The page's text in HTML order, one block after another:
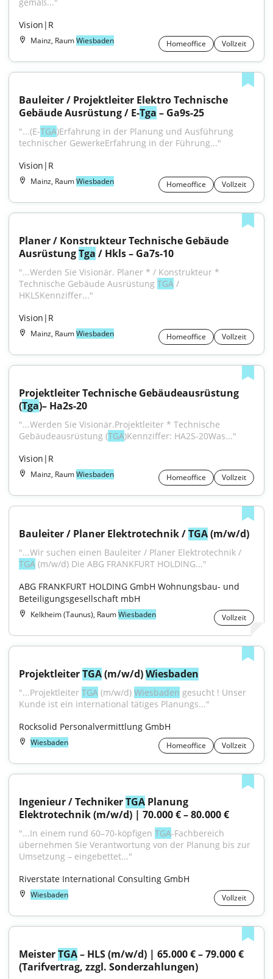
Vision|R
Mainz, RaumWiesbaden Homeoffice Vollzeit
Bauleiter / Projektleiter Elektro Technische
Gebäude Ausrüstung / E-Tga – Ga9s-25
"...(E-TGA)Erfahrung in der Planung und Ausführung
technischer GewerkeErfahrung in der Führung..."
Vision|R
Mainz, RaumWiesbaden Homeoffice Vollzeit
Planer / Konstrukteur Technische Gebäude
Ausrüstung Tga / Hkls – Ga7s-10
"...Werden Sie Visionär. Planer * / Konstrukteur *
Technische Gebäude Ausrüstung TGA /
HKLSKennziffer..."
Vision|R
Mainz, RaumWiesbaden Homeoffice Vollzeit
Projektleiter Technische Gebäudeausrüstung
(Tga)– Ha2s-20
"...Werden Sie Visionär.Projektleiter * Technische
Gebäudeausrüstung (TGA)Kennziffer: HA2S-20Was..."
Vision|R
Mainz, RaumWiesbaden Homeoffice Vollzeit
Bauleiter / Planer Elektrotechnik / TGA (m/w/d)
TGA (m/w/d) Die ABG FRANKFURT HOLDING..."
ABG FRANKFURT HOLDING GmbH Wohnungsbau- und
Beteiligungsgesellschaft mbH
Kelkheim (Taunus), RaumWiesbaden Vollzeit
Projektleiter TGA (m/w/d) Wiesbaden
"...Projektleiter TGA (m/w/d) Wiesbaden gesucht ! Unser
Kunde ist ein international tätiges Planungs..."
Rocksolid Personalvermittlung GmbH
Wiesbaden Homeoffice Vollzeit
Ingenieur / Techniker TGA Planung
Elektrotechnik (m/w/d) | 70.000 € – 80.000 €
"...In einem rund 60–70-köpfigen TGA-Fachbereich
übernehmen Sie Verantwortung von der Planung bis zur
Umsetzung – eingebettet..."
Riverstate International Consulting GmbH
Wiesbaden Vollzeit
Meister TGA – HLS (m/w/d) | 65.000 € – 79.000 €
(Tarifvertrag, zzgl. Sonderzahlungen)